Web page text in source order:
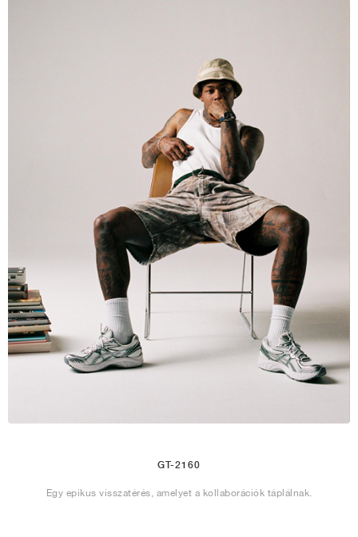
GT-2160
Egy epikus visszatérés, amelyet a kollaborációk táplálnak.